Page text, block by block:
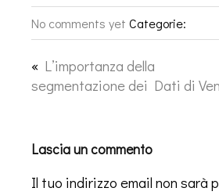
No comments yet Categorie:
« L’importanza della
segmentazione dei Dati di
Lascia un commento
Il tuo indirizzo email non sarà